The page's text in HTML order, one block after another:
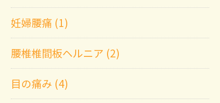
妊婦腰痛 (1)
腰椎椎間板ヘルニア (2)
目の痛み (4)